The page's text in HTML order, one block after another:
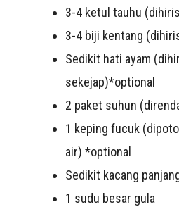
3-4 ketul tauhu
3-4 biji kentang
Sedikit hati ayam
sekejap)*optional
2 paket suhun
1 keping fucuk
air) *optional
Sedikit kacang
1 sudu besar gula